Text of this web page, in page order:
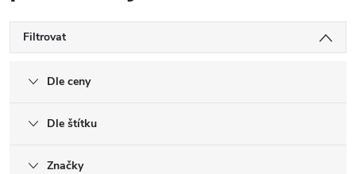
Filtrovat
Dle ceny
Dle štítku
Značky